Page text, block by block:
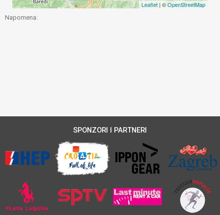
Leaflet | ©OpenStreetMap
Napomena:
SPONZORI I PARTNERI